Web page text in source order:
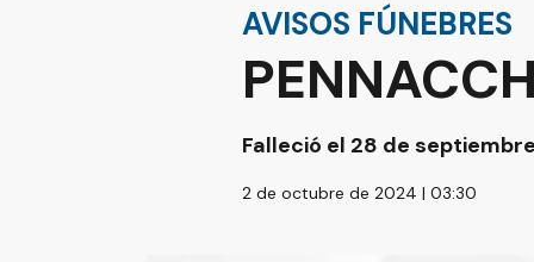
AVISOS FÚNEBRES
Falleció el 28 de
2 de octubre de 2024 | 03:30